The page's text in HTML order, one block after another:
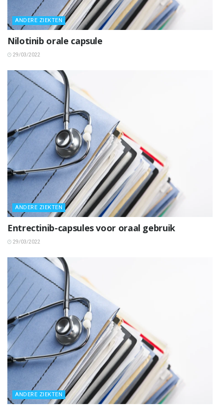
ANDERE ZIEKTEN
Nilotinib orale capsule
29/03/2022
ANDERE ZIEKTEN
Entrectinib-capsules voor oraal gebruik
29/03/2022
ANDERE ZIEKTEN